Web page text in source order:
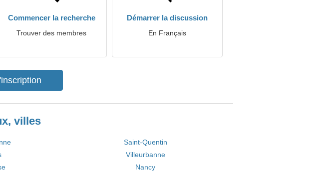
Commencer la recherche
Trouver des membres
Démarrer la discussion
En Français
villes
Saint-Quentin
Villeurbanne
Nancy